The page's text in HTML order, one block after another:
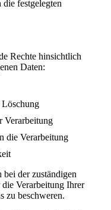
festgelegten
Rechte hinsichtlich
Daten:
Verarbeitung
die Verarbeitung
bei der zuständigen
Verarbeitung Ihrer
zu beschweren.